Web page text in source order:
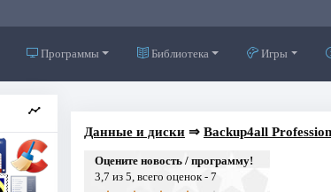
Программы Библиотека Игры
Данные и диски⇒ Backup4all
Оцените новость / программу!
3,7 из 5, всего оценок - 7